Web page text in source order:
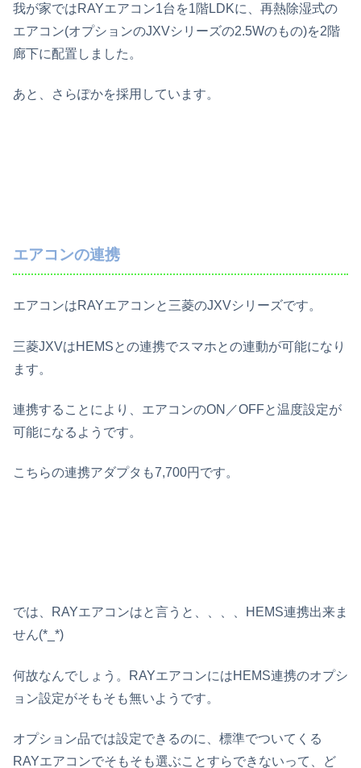
我が家ではRAYエアコン1台を1階LDKに、再熱除湿式の
エアコン(オプションのJXVシリーズの2.5Wのもの)を2階
廊下に配置しました。
あと、さらぽかを採用しています。
エアコンの連携
エアコンはRAYエアコンと三菱のJXVシリーズです。
三菱JXVはHEMSとの連携でスマホとの連動が可能になり
ます。
連携することにより、エアコンのON／OFFと温度設定が
可能になるようです。
こちらの連携アダプタも7,700円です。
では、RAYエアコンはと言うと、、、、HEMS連携出来ま
せん(*_*)
何故なんでしょう。RAYエアコンにはHEMS連携のオプシ
ョン設定がそもそも無いようです。
オプション品では設定できるのに、標準でついてくる
RAYエアコンでそもそも選ぶことすらできないって、ど